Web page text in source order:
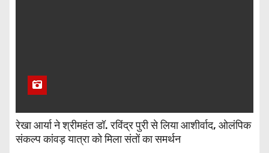
रेखा आर्या ने श्रीमहंत डॉ. रविंद्र पुरी से लिया आशीर्वाद, ओलंपिक
संकल्प कांवड़ यात्रा को मिला संतों का समर्थन